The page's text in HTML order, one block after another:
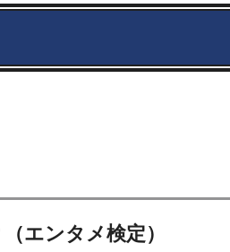
エンタメ検定）